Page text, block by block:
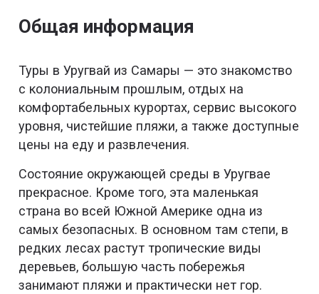
Общая информация
Туры в Уругвай из Самары — это знакомство
с колониальным прошлым, отдых на
комфортабельных курортах, сервис высокого
уровня, чистейшие пляжи, а также доступные
цены на еду и развлечения.
Состояние окружающей среды в Уругвае
прекрасное. Кроме того, эта маленькая
страна во всей Южной Америке одна из
самых безопасных. В основном там степи, в
редких лесах растут тропические виды
деревьев, большую часть побережья
занимают пляжи и практически нет гор.